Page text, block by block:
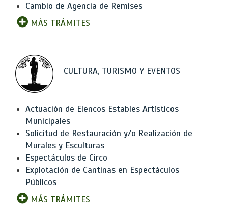
Cambio de Agencia de Remises
MÁS TRÁMITES
CULTURA, TURISMO Y EVENTOS
Actuación de Elencos Estables Artísticos
Municipales
Solicitud de Restauración y/o Realización de
Murales y Esculturas
Espectáculos de Circo
Explotación de Cantinas en Espectáculos
Públicos
MÁS TRÁMITES